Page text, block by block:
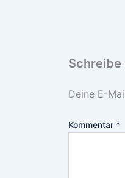
Schreibe
Deine E-
Kommentar *